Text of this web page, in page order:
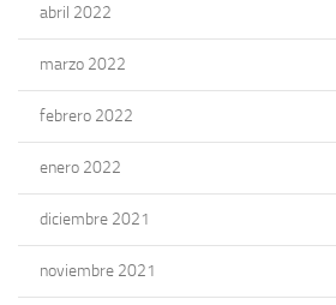
abril 2022
marzo 2022
febrero 2022
enero 2022
diciembre 2021
noviembre 2021